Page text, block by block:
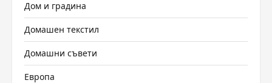
Дом и градина
Домашен текстил
Домашни съвети
Европа